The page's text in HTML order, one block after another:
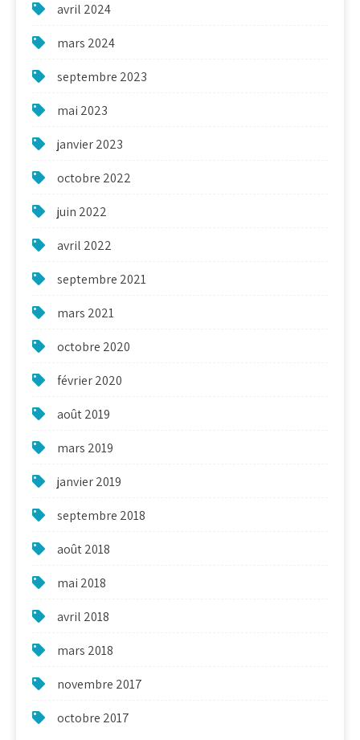
avril 2024
mars 2024
septembre 2023
mai 2023
janvier 2023
octobre 2022
juin 2022
avril 2022
septembre 2021
mars 2021
octobre 2020
février 2020
août 2019
mars 2019
janvier 2019
septembre 2018
août 2018
mai 2018
avril 2018
mars 2018
novembre 2017
octobre 2017